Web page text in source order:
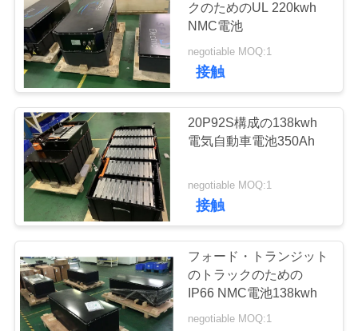
し
な
さ
用
を
要
バッテリー交換キ
ャビネット
18
ESS電池
クのためのUL 220kwh
NMC電池
negotiable MOQ:1
接触
20P92S構成の138kwh
電気自動車電池350Ah
negotiable MOQ:1
接触
フォード・トランジット
のトラックのための
IP66 NMC電池138kwh
negotiable MOQ:1